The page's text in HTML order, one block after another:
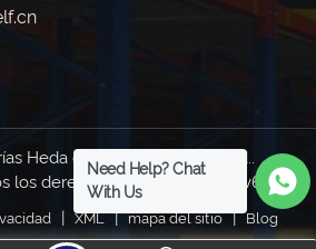
Heda de Guangzhou Co., Ltd..
los derechos . | Soporta red IPv6
| XML | mapa del sitio | Blog
Need Help? Chat
With Us